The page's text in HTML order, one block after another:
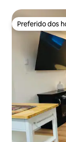
Preferido dos
Preferido dos